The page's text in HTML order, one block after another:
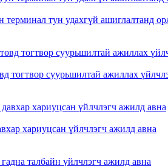
терминал тун удахгүй ашиглалтанд
тогтвор суурьшилтай ажиллах
хариуцсан үйлчлэгч ажилд авна